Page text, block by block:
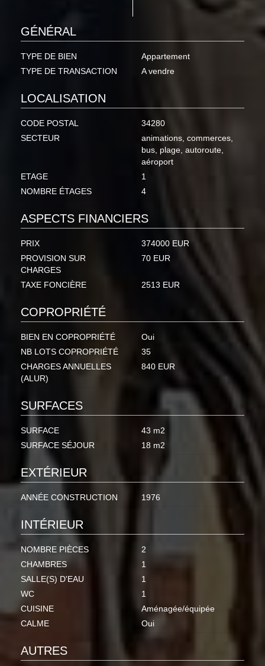
GÉNÉRAL
TYPE DE BIEN
Appartement
TYPE DE TRANSACTION
A vendre
LOCALISATION
CODE POSTAL
34280
SECTEUR
animations, commerces,
bus, plage, autoroute,
aéroport
ETAGE
1
NOMBRE ÉTAGES
4
ASPECTS FINANCIERS
PRIX
374000 EUR
PROVISION SUR
CHARGES
70 EUR
TAXE FONCIÈRE 2513 EUR
COPROPRIÉTÉ
BIEN EN COPROPRIÉTÉ
Oui
NB LOTS COPROPRIÉTÉ
35
CHARGES ANNUELLES
(ALUR)
840 EUR
SURFACES
SURFACE
43 m2
SURFACE SÉJOUR
18 m2
EXTÉRIEUR
ANNÉE CONSTRUCTION 1976
INTÉRIEUR
NOMBRE PIÈCES
2
CHAMBRES
1
SALLE(S) D'EAU
1
WC
1
CUISINE
Aménagée/équipée
CALME
Oui
AUTRES